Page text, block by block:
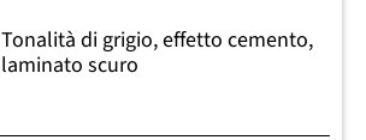
Tonalità di grigio, effetto cemento,
laminato scuro